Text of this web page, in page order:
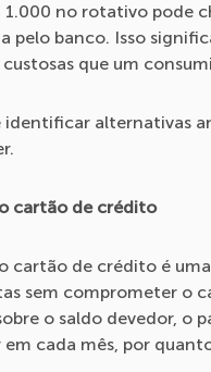
no rotativo pode
pelo banco. Isso
que um
alternativas
cartão de crédito
cartão de crédito é
sem comprometer o
o saldo devedor, o
cada mês, por